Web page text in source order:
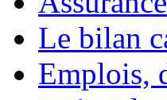
Le bilan
Emplois,